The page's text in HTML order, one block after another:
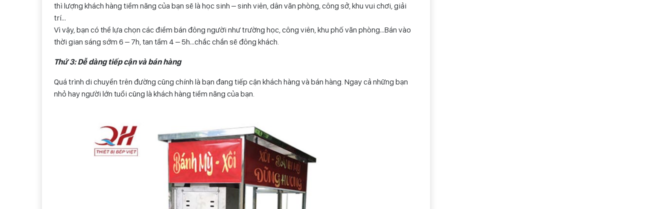
thì lượng khách hàng tiềm năng của bạn sẽ là học sinh – sinh viên, dân văn phòng, công sở, khu vui chơi, giải
trí…
Vì vậy, bạn có thể lựa chọn các điểm bán đông người như trường học, công viên, khu phố văn phòng…Bán vào
thời gian sáng sớm 6 – 7h, tan tầm 4 – 5h…chắc chắn sẽ đông khách.
Thứ 3: Dễ dàng tiếp cận và bán hàng
Quá trình di chuyển trên đường cũng chính là bạn đang tiếp cận khách hàng và bán hàng. Ngay cả những bạn
nhỏ hay người lớn tuổi cũng là khách hàng tiềm năng của bạn.